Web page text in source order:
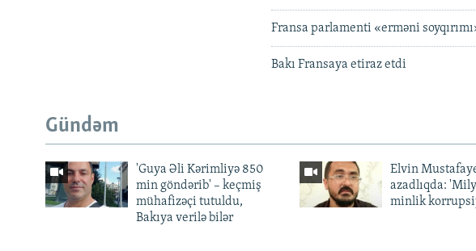
Fransa parlamenti «erməni
Bakı Fransaya etiraz etdi
Gündəm
'Guya Əli Kərimliyə 850
min göndərib' – keçmiş
mühafizəçi tutuldu,
Bakıya verilə bilər
Elvin
azadlıqda:
minlik